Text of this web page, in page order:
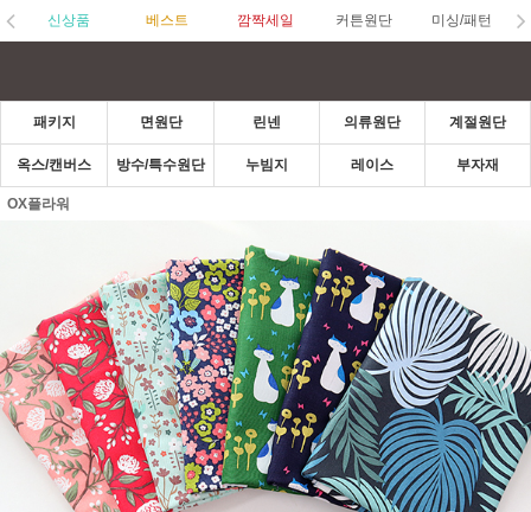
신상품 베스트 깜짝세일 커튼원단 미싱/패턴
패키지 면원단 린넨 의류원단 계절원단
옥스/캔버스 방수/특수원단 누빔지 레이스 부자재
OX플라워